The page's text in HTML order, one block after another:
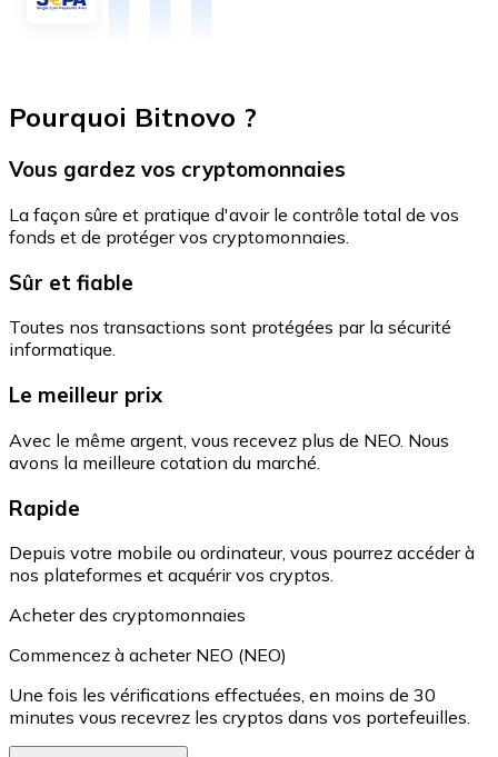
Pourquoi Bitnovo ?
Vous gardez vos cryptomonnaies
La façon sûre et pratique d'avoir le contrôle total de vos
fonds et de protéger vos cryptomonnaies.
Sûr et fiable
Toutes nos transactions sont protégées par la sécurité
informatique.
Le meilleur prix
Avec le même argent, vous recevez plus de NEO. Nous
avons la meilleure cotation du marché.
Rapide
Depuis votre mobile ou ordinateur, vous pourrez accéder à
nos plateformes et acquérir vos cryptos.
Acheter des cryptomonnaies
Commencez à acheter NEO (NEO)
Une fois les vérifications effectuées, en moins de 30
minutes vous recevrez les cryptos dans vos portefeuilles.